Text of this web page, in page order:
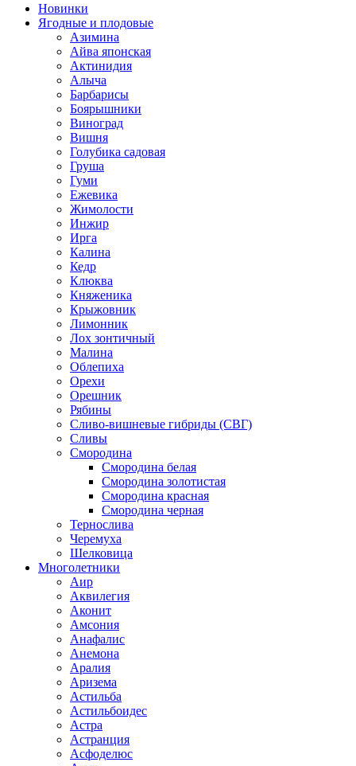
Новинки
Ягодные и плодовые
Азимина
Айва японская
Актинидия
Алыча
Барбарисы
Боярышники
Виноград
Вишня
Голубика садовая
Груша
Гуми
Ежевика
Жимолости
Инжир
Ирга
Калина
Кедр
Клюква
Княженика
Крыжовник
Лимонник
Лох зонтичный
Малина
Облепиха
Орехи
Орешник
Рябины
Сливо-вишневые гибриды (СВГ)
Сливы
Смородина
Смородина белая
Смородина золотистая
Смородина красная
Смородина черная
Тернослива
Черемуха
Шелковица
Многолетники
Аир
Аквилегия
Аконит
Амсония
Анафалис
Анемона
Аралия
Аризема
Астильба
Астильбоидес
Астра
Астранция
Асфоделюс